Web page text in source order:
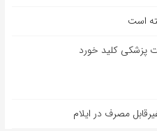
است
پزشکی کلید خورد